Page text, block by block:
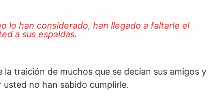
lo han considerado, han llegado a faltarle el
a sus espaldas.
la traición de muchos que se decían sus amigos y
no han sabido cumplirle.